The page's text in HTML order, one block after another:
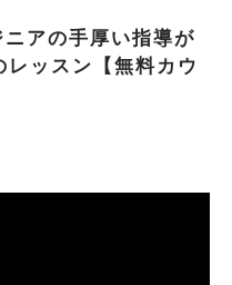
アの手厚い指導が
ッスン【無料カウ